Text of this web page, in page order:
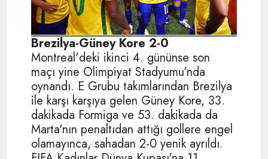
Brezilya-Güney Kore 2-0
Montreal'deki ikinci 4. gününse son
maçı yine Olimpiyat Stadyumu'nda
oynandı. E Grubu takımlarından Brezilya
ile karşı karşıya gelen Güney Kore, 33.
dakikada Formiga ve 53. dakikada da
Marta'nın penaltıdan attığı gollere engel
olamayınca, sahadan 2-0 yenik ayrıldı.